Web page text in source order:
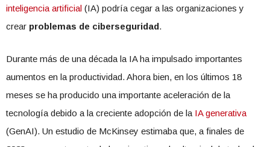
inteligencia artificial (IA) podría cegar a las organizaciones y
crear problemas de ciberseguridad.
Durante más de una década la IA ha impulsado importantes
aumentos en la productividad. Ahora bien, en los últimos 18
meses se ha producido una importante aceleración de la
tecnología debido a la creciente adopción de la IA generativa
(GenAI). Un estudio de McKinsey estimaba que, a finales de